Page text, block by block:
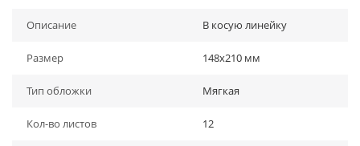
Описание В косую линейку
Размер 148х210 мм
Тип обложки Мягкая
Кол-во листов 12